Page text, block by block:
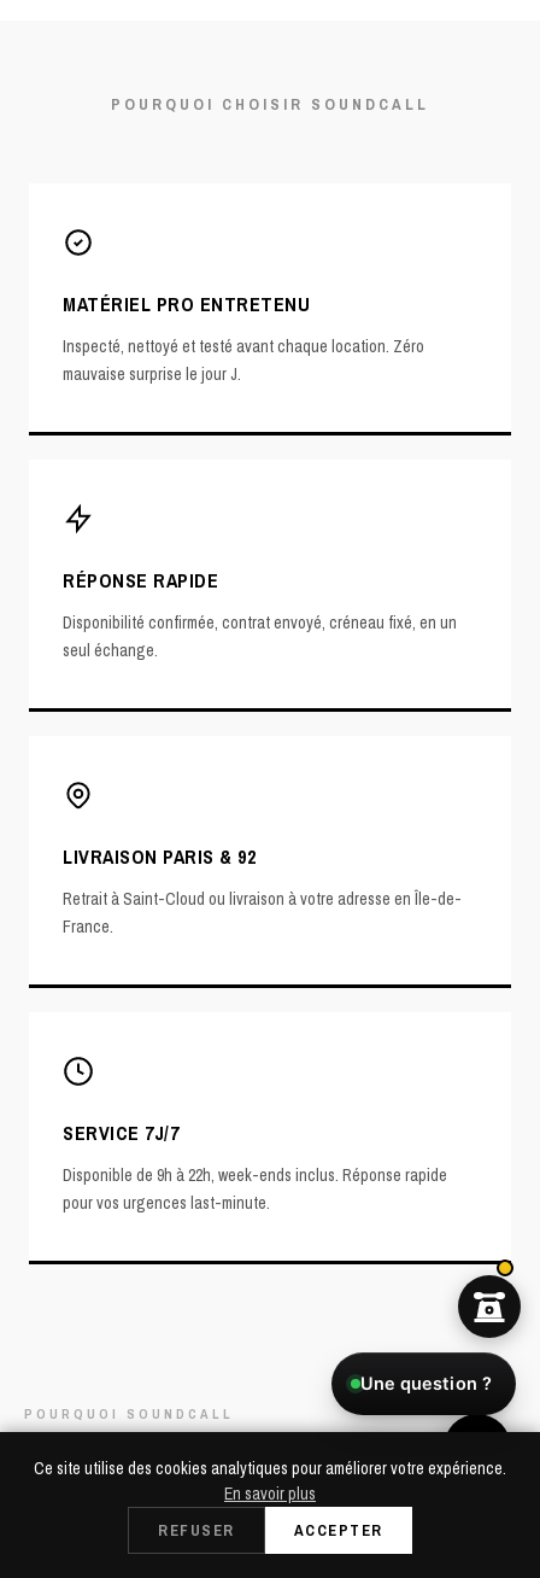
POURQUOI CHOISIR SOUNDCALL
MATÉRIEL PRO ENTRETENU
Inspecté, nettoyé et testé avant chaque location. Zéro
mauvaise surprise le jour J.
RÉPONSE RAPIDE
Disponibilité confirmée, contrat envoyé, créneau fixé, en un
seul échange.
LIVRAISON PARIS & 92
Retrait à Saint-Cloud ou livraison à votre adresse en Île-de-
France.
SERVICE 7J/7
Disponible de 9h à 22h, week-ends inclus. Réponse rapide
pour vos urgences last-minute.
POURQUOI SOUNDCALL
LA RÉFÉRENCE SONO À MEUDON
Vous organisez un événement à Meudon ? Notre point de retrait à
Saint-Cloud est facilement accessible et la livraison est possible
Retrait à Saint-Cloud
Ce site utilise des cookies analytiques pour améliorer votre expérience.
En savoir plus
REFUSER ACCEPTER
Une question ?